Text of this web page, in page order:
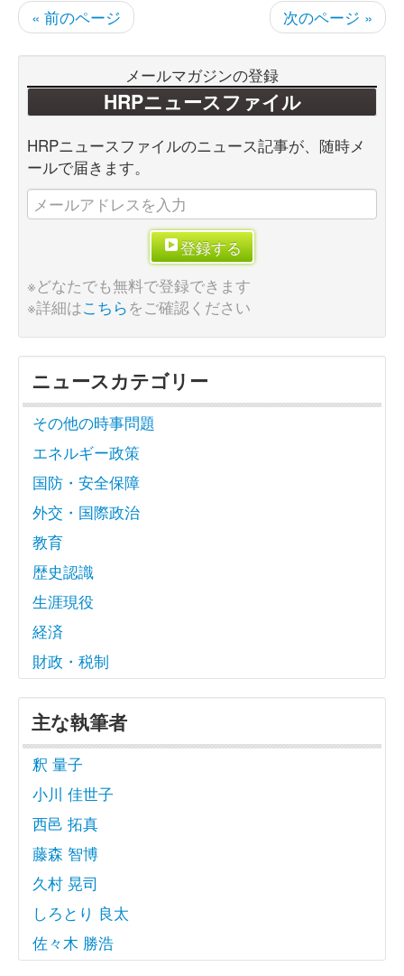
« 前のページ 次のページ »
メールマガジンの登録
HRPニュースファイル
HRPニュースファイルのニュース記事が、随時メ
ールで届きます。
登録する
※どなたでも無料で登録できます
※詳細はこちらをご確認ください
ニュースカテゴリー
その他の時事問題
エネルギー政策
国防・安全保障
外交・国際政治
教育
歴史認識
生涯現役
経済
財政・税制
主な執筆者
釈 量子
小川 佳世子
西邑 拓真
藤森 智博
久村 晃司
しろとり 良太
佐々木 勝浩